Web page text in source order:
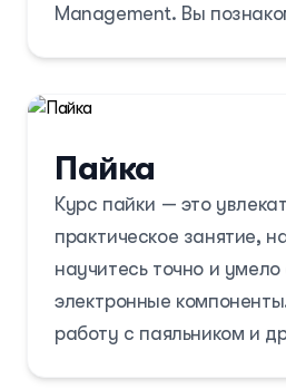
разработки игр,
Курс развивает
первые шаги в мире
Management. Вы
создания удобных
управления IT-
поможет вам
направление вам ближе,
дальнейший вектор
Пайка
Курс пайки — это
практическое занятие,
научитесь точно и умело
электронные
работу с паяльником и